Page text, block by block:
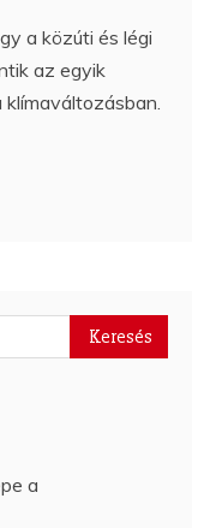
a közúti és légi
az egyik
a